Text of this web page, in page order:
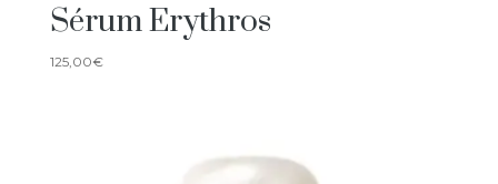
Sérum Erythros
125,00€